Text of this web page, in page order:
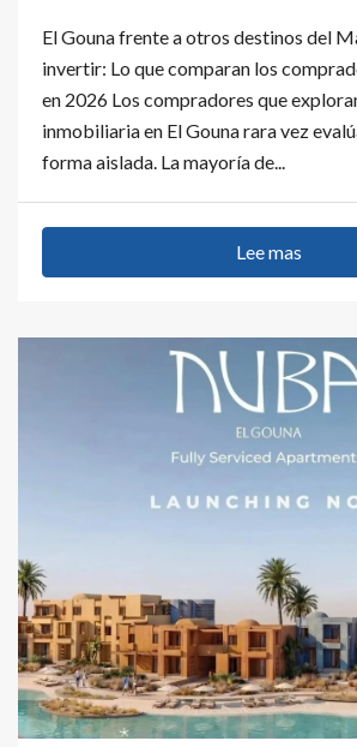
El Gouna frente a otros destinos del
invertir: Lo que comparan los
en 2026 Los compradores que
inmobiliaria en El Gouna rara vez
forma aislada. La mayoría de...
Lee mas